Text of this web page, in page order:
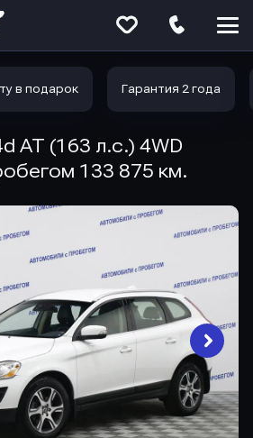
в подарок Гарантия 2 года
AT (163 л.с.) 4WD
133 875 км.